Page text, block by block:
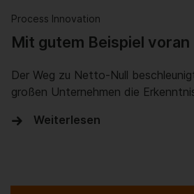
Process Innovation
Mit gutem Beispiel voran
Der Weg zu Netto-Null
großen Unternehmen die
Weiterlesen